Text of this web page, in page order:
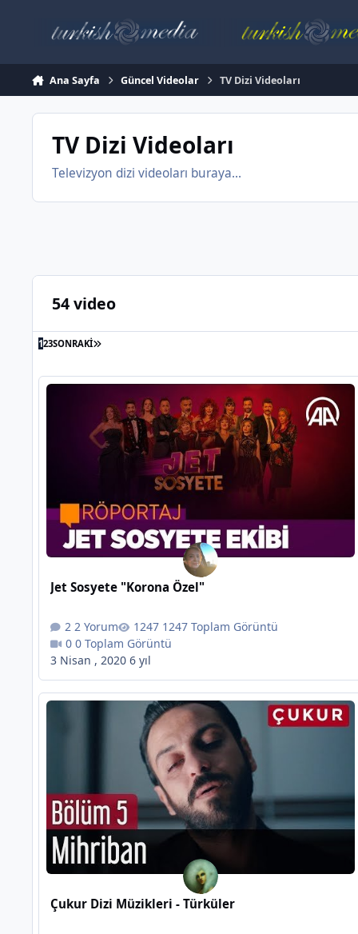
Ana Sayfa Güncel Videolar TV Dizi Videoları
TV Dizi Videoları
Televizyon dizi videoları buraya...
54 video
123SONRAKI SON SAYFA
Jet Sosyete "Korona Özel"
2 Yorum
1247 Toplam Görüntü
0 Toplam Görüntü
3 Nisan , 2020 6 yıl
Çukur Dizi Müzikleri - Türküler